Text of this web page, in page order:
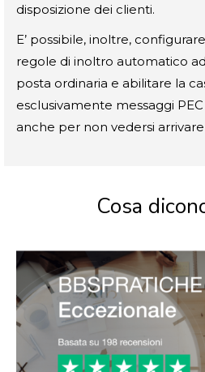
disposizione dei clienti.
E’ possibile, inoltre,
regole di inoltro automatico
posta ordinaria e abilitare la
esclusivamente messaggi
anche per non vedersi
Cosa